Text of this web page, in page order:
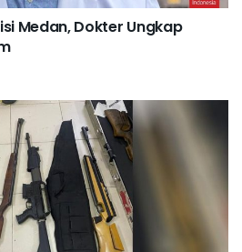
Medan, Dokter Ungkap